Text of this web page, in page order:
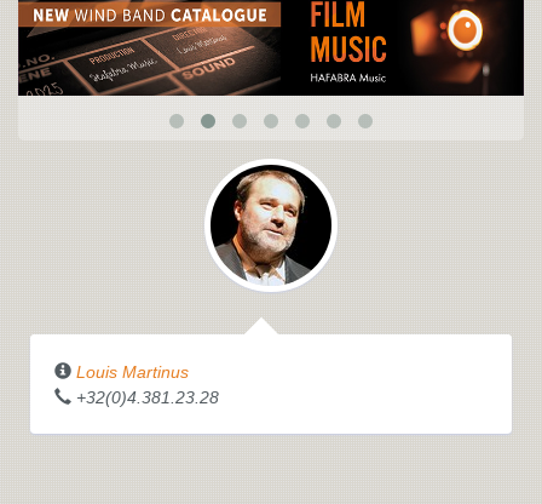
Louis Martinus
+32(0)4.381.23.28